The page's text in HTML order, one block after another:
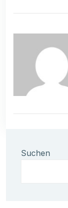
Suchen